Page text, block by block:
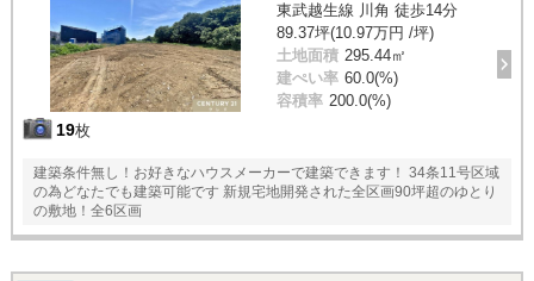
19枚
東武越生線 川角 徒歩14分
89.37坪(10.97万円 /坪)
土地面積 295.44㎡
建ぺい率 60.0(%)
容積率 200.0(%)
建築条件無し！お好きなハウスメーカーで建築できます！ 34条11号区域
の為どなたでも建築可能です 新規宅地開発された全区画90坪超のゆとり
の敷地！全6区画